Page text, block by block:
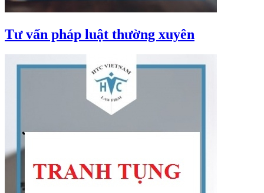
Tư vấn pháp luật thường xuyên